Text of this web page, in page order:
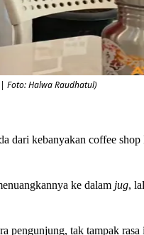
Foto: Halwa Raudhatul)
dari kebanyakan coffee
ke dalam jug,
pengunjung, tak tampak